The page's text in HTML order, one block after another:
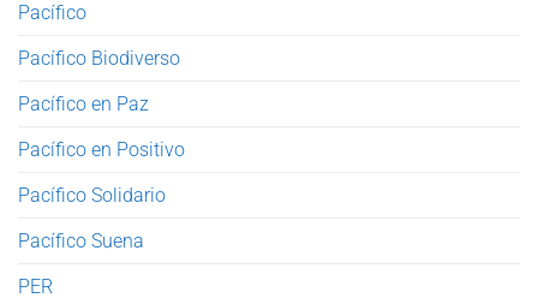
Pacífico
Pacífico Biodiverso
Pacífico en Paz
Pacífico en Positivo
Pacífico Solidario
Pacífico Suena
PER